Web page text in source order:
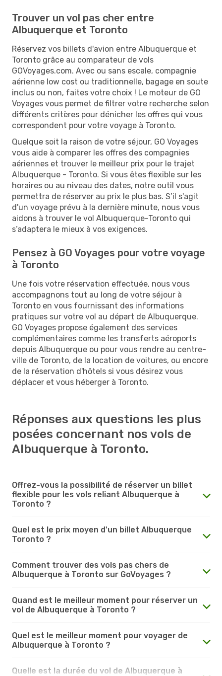
Trouver un vol pas cher entre
Albuquerque et Toronto
Réservez vos billets d'avion entre Albuquerque et
Toronto grâce au comparateur de vols
GOVoyages.com. Avec ou sans escale, compagnie
aérienne low cost ou traditionnelle, bagage en soute
inclus ou non, faites votre choix ! Le moteur de GO
Voyages vous permet de filtrer votre recherche selon
différents critères pour dénicher les offres qui vous
correspondent pour votre voyage à Toronto.
Quelque soit la raison de votre séjour, GO Voyages
vous aide à comparer les offres des compagnies
aériennes et trouver le meilleur prix pour le trajet
Albuquerque - Toronto. Si vous êtes flexible sur les
horaires ou au niveau des dates, notre outil vous
permettra de réserver au prix le plus bas. S’il s'agit
d'un voyage prévu à la dernière minute, nous vous
aidons à trouver le vol Albuquerque-Toronto qui
s’adaptera le mieux à vos exigences.
Pensez à GO Voyages pour votre voyage
à Toronto
Une fois votre réservation effectuée, nous vous
accompagnons tout au long de votre séjour à
Toronto en vous fournissant des informations
pratiques sur votre vol au départ de Albuquerque.
GO Voyages propose également des services
complémentaires comme les transferts aéroports
depuis Albuquerque ou pour vous rendre au centre-
ville de Toronto, de la location de voitures, ou encore
de la réservation d'hôtels si vous désirez vous
déplacer et vous héberger à Toronto.
Réponses aux questions les plus
posées concernant nos vols de
Albuquerque à Toronto.
Offrez-vous la possibilité de réserver un billet
flexible pour les vols reliant Albuquerque à
Toronto ?
Quel est le prix moyen d'un billet Albuquerque
Toronto ?
Comment trouver des vols pas chers de
Albuquerque à Toronto sur GoVoyages ?
Quand est le meilleur moment pour réserver un
vol de Albuquerque à Toronto ?
Quel est le meilleur moment pour voyager de
Albuquerque à Toronto ?
Quelle est la durée du vol de Albuquerque à